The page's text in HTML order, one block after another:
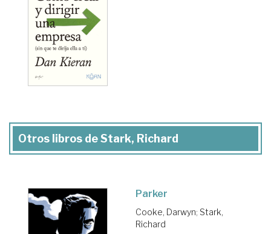
Otros libros de Stark, Richard
Parker
Cooke, Darwyn; Stark,
Richard